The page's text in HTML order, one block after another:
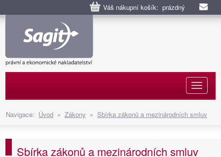
Váš nákupní košík: prázdný
Navigace: Úvod » Zákony » Sbírka zákonů a mezinárodních smluv
Sbírka zákonů a mezinárodních smluv